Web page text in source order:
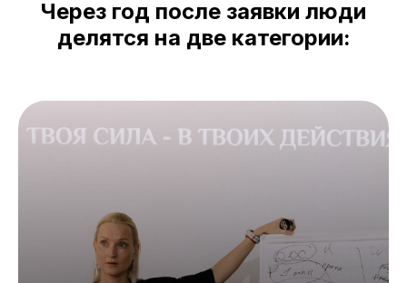
Через год после заявки люди
делятся на две категории: